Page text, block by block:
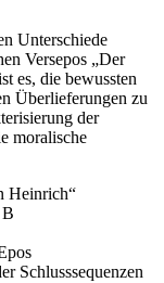
Unterschiede
Versepos „Der
es, die bewussten
Überlieferungen zu
der
moralische
Heinrich“
Schlusssequenzen